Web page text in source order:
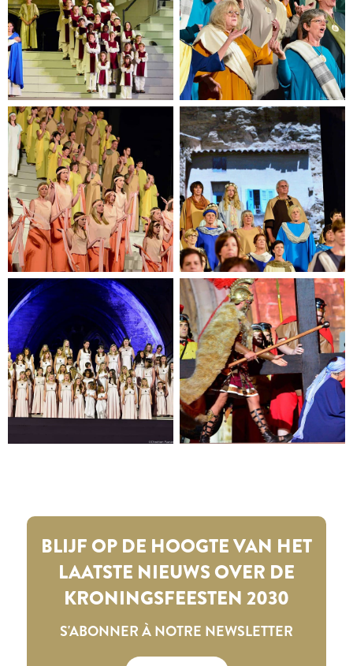
BLIJF OP DE HOOGTE VAN HET
LAATSTE NIEUWS OVER DE
KRONINGSFEESTEN 2030
S'ABONNER À NOTRE NEWSLETTER